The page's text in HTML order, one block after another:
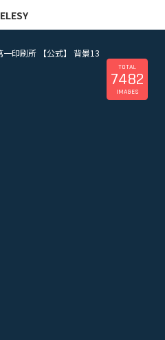
ホーム
一印刷所 【公式】 背景13
TOTAL
7482
IMAGES